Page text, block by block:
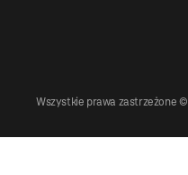
Wszystkie prawa zastrzeżone ©